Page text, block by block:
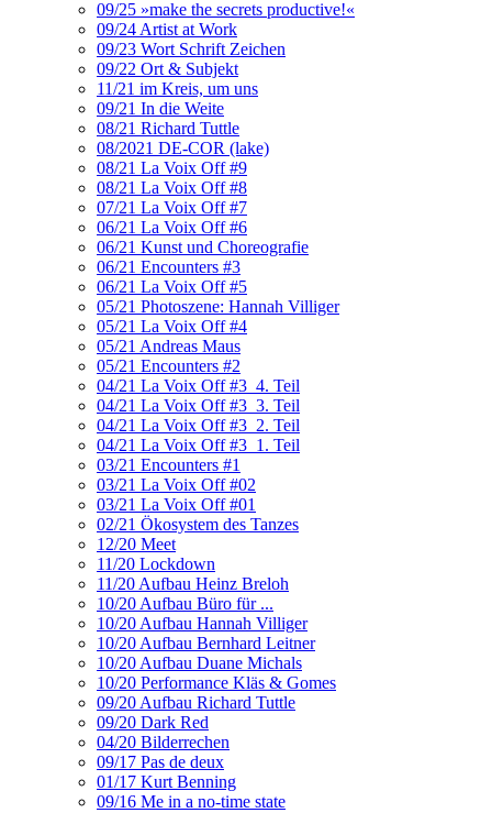
09/25 »make the secrets productive!«
09/24 Artist at Work
09/23 Wort Schrift Zeichen
09/22 Ort & Subjekt
11/21 im Kreis, um uns
09/21 In die Weite
08/21 Richard Tuttle
08/2021 DE-COR (lake)
08/21 La Voix Off #9
08/21 La Voix Off #8
07/21 La Voix Off #7
06/21 La Voix Off #6
06/21 Kunst und Choreografie
06/21 Encounters #3
06/21 La Voix Off #5
05/21 Photoszene: Hannah Villiger
05/21 La Voix Off #4
05/21 Andreas Maus
05/21 Encounters #2
04/21 La Voix Off #3_4. Teil
04/21 La Voix Off #3_3. Teil
04/21 La Voix Off #3_2. Teil
04/21 La Voix Off #3_1. Teil
03/21 Encounters #1
03/21 La Voix Off #02
03/21 La Voix Off #01
02/21 Ökosystem des Tanzes
12/20 Meet
11/20 Lockdown
11/20 Aufbau Heinz Breloh
10/20 Aufbau Büro für ...
10/20 Aufbau Hannah Villiger
10/20 Aufbau Bernhard Leitner
10/20 Aufbau Duane Michals
10/20 Performance Kläs & Gomes
09/20 Aufbau Richard Tuttle
09/20 Dark Red
04/20 Bilderrechen
09/17 Pas de deux
01/17 Kurt Benning
09/16 Me in a no-time state